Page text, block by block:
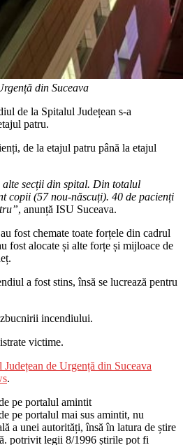
din Suceava
de la Spitalul Județean s-a
patru.
de la etajul patru până la etajul
alte secții din spital. Din totalul
copii (57 nou-născuți). 40 de pacienți
, anunță ISU Suceava.
fost chemate toate forțele din cadrul
fost alocate și alte forțe și mijloace de
a fost stins, însă se lucrează pentru
incendiului.
victime.
de Urgență din Suceava
.
pe portalul amintit
pe portalul mai sus amintit, nu
a unei autorități, însă în latura de știre
potrivit legii 8/1996 știrile pot fi